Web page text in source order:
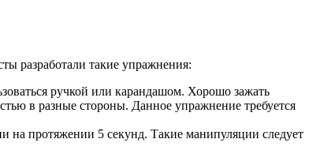
разработали такие упражнения:
ручкой или карандашом. Хорошо зажать
в разные стороны. Данное упражнение требуется
на протяжении 5 секунд. Такие манипуляции следует